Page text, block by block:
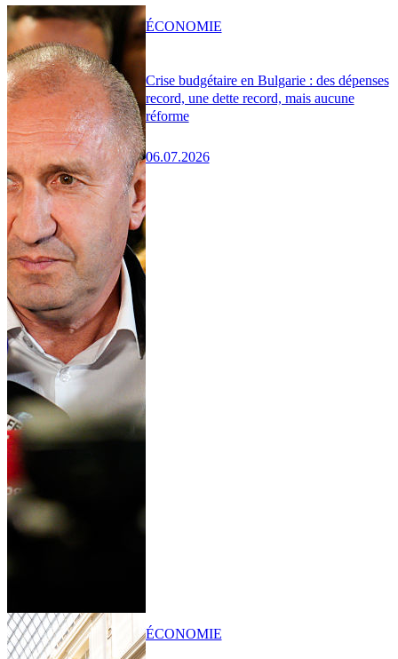
Crise budgétaire en Bulgarie : des dépenses
record, une dette record, mais aucune
réforme
06.07.2026
ÉCONOMIE
ÉCONOMIE